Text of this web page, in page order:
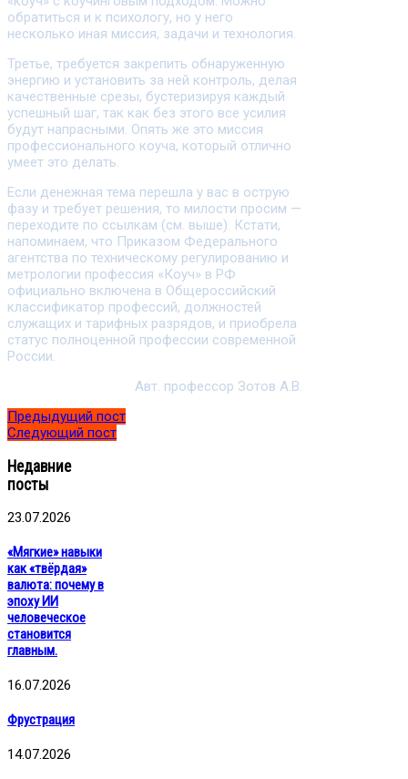
обратиться и к психологу, но у него
несколько иная миссия, задачи и технология.
Третье, требуется закрепить обнаруженную
энергию и установить за ней контроль, делая
качественные срезы, бустеризируя каждый
успешный шаг, так как без этого все усилия
будут напрасными. Опять же это миссия
профессионального коуча, который отлично
умеет это делать.
Если денежная тема перешла у вас в острую
фазу и требует решения, то милости просим —
переходите по ссылкам (см. выше). Кстати,
напоминаем, что Приказом Федерального
агентства по техническому регулированию и
метрологии профессия «Коуч» в РФ
официально включена в Общероссийский
классификатор профессий, должностей
служащих и тарифных разрядов, и приобрела
статус полноценной профессии современной
России.
Авт. профессор Зотов А.В.
Предыдущий пост
Следующий пост
Недавние
посты
23.07.2026
«Мягкие» навыки
как «твёрдая»
валюта: почему в
эпоху ИИ
человеческое
становится
главным.
16.07.2026
Фрустрация
14.07.2026